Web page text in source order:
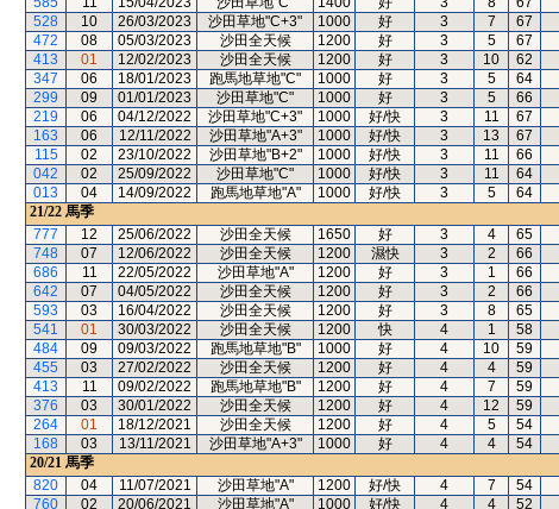
528
10 26/03/2023 沙田草地"C+3" 1000 好 3 7 67
472
08 05/03/2023 沙田全天候 1200 好 3 5 67
413
01 12/02/2023 沙田全天候 1200 好 3 10 62
347
06 18/01/2023 跑馬地草地"C" 1000 好 3 5 64
299
09 01/01/2023 沙田草地"C" 1000 好 3 5 66
219
06 04/12/2022 沙田草地"C+3" 1000 好/快 3 11 67
163
06 12/11/2022 沙田草地"A+3" 1000 好/快 3 13 67
115
02 23/10/2022 沙田草地"B+2" 1000 好/快 3 11 66
042
02 25/09/2022 沙田草地"C" 1000 好/快 3 11 64
013
04 14/09/2022 跑馬地草地"A" 1000 好/快 3 5 64
21/22 馬季
777
12 25/06/2022 沙田全天候 1650 好 3 4 65
748
07 12/06/2022 沙田全天候 1200 濕快 3 2 66
686
11 22/05/2022 沙田草地"A" 1200 好 3 1 66
642
07 04/05/2022 沙田全天候 1200 好 3 2 66
593
03 16/04/2022 沙田全天候 1200 好 3 8 65
541
01 30/03/2022 沙田全天候 1200 快 4 1 58
484
09 09/03/2022 跑馬地草地"B" 1000 好 4 10 59
455
03 27/02/2022 沙田全天候 1200 好 4 4 59
413
11 09/02/2022 跑馬地草地"B" 1200 好 4 7 59
376
03 30/01/2022 沙田全天候 1200 好 4 12 59
264
01 18/12/2021 沙田全天候 1200 好 4 5 54
168
03 13/11/2021 沙田草地"A+3" 1000 好 4 4 54
20/21 馬季
820
04 11/07/2021 沙田草地"A" 1200 好/快 4 7 54
760
02 20/06/2021 沙田草地"A" 1000 好/快 4 4 52